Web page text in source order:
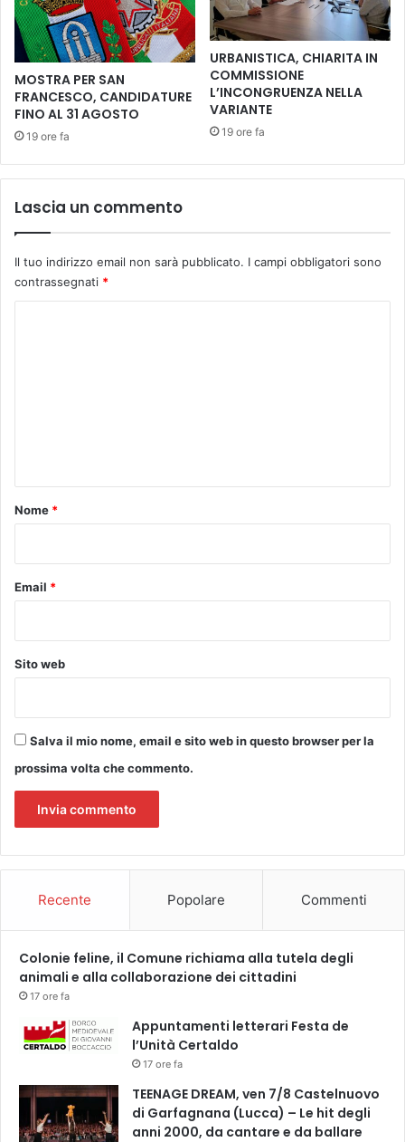
i
l
e
g
n
o
d
i
e
n
t
o
P
A
C
O
S
C
U
O
L
A
U
S
MOSTRA PER SAN
FRANCESCO, CANDIDATURE
FINO AL 31 AGOSTO
19 ore fa
URBANISTICA, CHIARITA IN
COMMISSIONE
L’INCONGRUENZA NELLA
VARIANTE
19 ore fa
Lascia un commento
Il tuo indirizzo email non sarà pubblicato. I campi obbligatori sono
contrassegnati *
o
Nome *
Email *
Sito web
Salva il mio nome, email e sito web in questo browser per la
prossima volta che commento.
Recente Popolare Commenti
Colonie feline, il Comune richiama alla tutela degli
animali e alla collaborazione dei cittadini
17 ore fa
Appuntamenti letterari Festa de
l’Unità Certaldo
17 ore fa
TEENAGE DREAM, ven 7/8 Castelnuovo
di Garfagnana (Lucca) – Le hit degli
anni 2000, da cantare e da ballare